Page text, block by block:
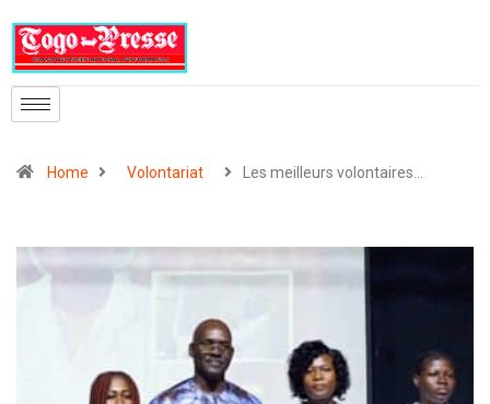
Home Volontariat Les meilleurs volontaires…